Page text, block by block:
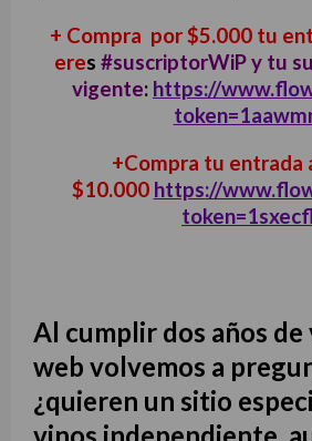
+ Compra por $5.000 tu
eres #suscriptorWiP y tu
vigente: https://
+Compra tu entrada
$10.000 https://
token=1sxecfl
Al cumplir dos años de
web volvemos a
¿quieren un sitio